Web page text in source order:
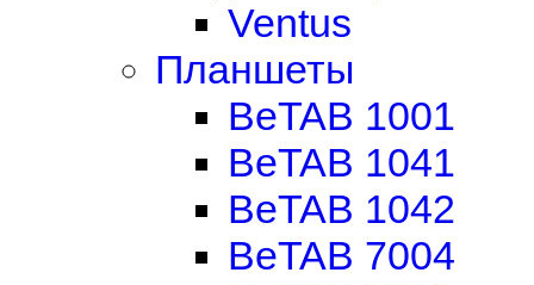
Ventus
Планшеты
BeTAB 1001
BeTAB 1041
BeTAB 1042
BeTAB 7004